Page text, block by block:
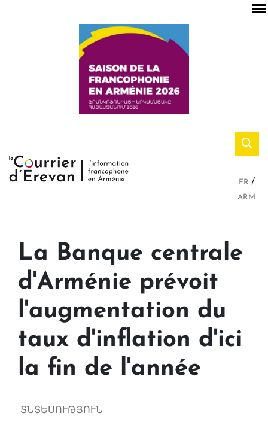
FR
ARM
La Banque centrale
d'Arménie prévoit
l'augmentation du
taux d'inflation d'ici
la fin de l'année
ՏՆՏԵՍՈՒԹՅՈՒՆ